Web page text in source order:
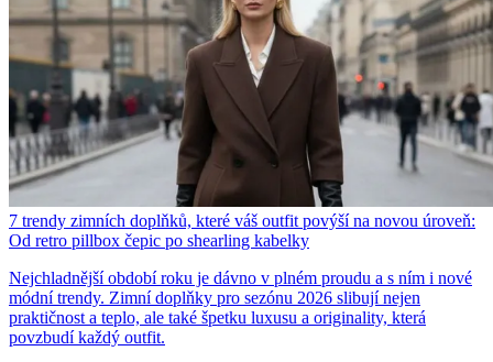
7 trendy zimních doplňků, které váš outfit povýší na novou úroveň:
Od retro pillbox čepic po shearling kabelky
Nejchladnější období roku je dávno v plném proudu a s ním i nové
módní trendy. Zimní doplňky pro sezónu 2026 slibují nejen
praktičnost a teplo, ale také špetku luxusu a originality, která
povzbudí každý outfit.